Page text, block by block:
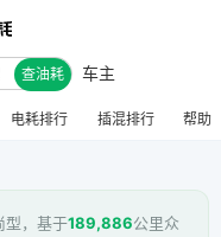
查油耗 车主
电耗排行 插混排行 帮助
型，基于189,886公里众